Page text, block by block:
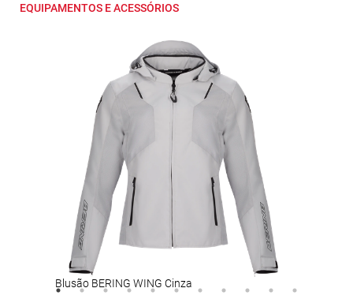
EQUIPAMENTOS E ACESSÓRIOS
Blusão BERING WING Cinza